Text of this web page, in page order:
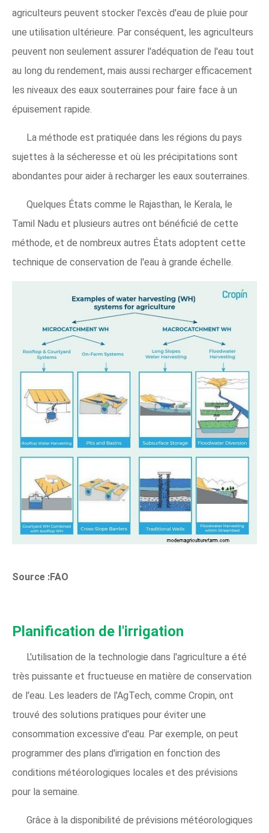
agriculteurs peuvent stocker l'excès d'eau de pluie pour
une utilisation ultérieure. Par conséquent, les agriculteurs
peuvent non seulement assurer l'adéquation de l'eau tout
au long du rendement, mais aussi recharger efficacement
les niveaux des eaux souterraines pour faire face à un
épuisement rapide.
La méthode est pratiquée dans les régions du pays
sujettes à la sécheresse et où les précipitations sont
abondantes pour aider à recharger les eaux souterraines.
Quelques États comme le Rajasthan, le Kerala, le
Tamil Nadu et plusieurs autres ont bénéficié de cette
méthode, et de nombreux autres États adoptent cette
technique de conservation de l'eau à grande échelle.
Source :FAO
Planification de l'irrigation
L'utilisation de la technologie dans l'agriculture a été
très puissante et fructueuse en matière de conservation
de l'eau. Les leaders de l'AgTech, comme Cropin, ont
trouvé des solutions pratiques pour éviter une
consommation excessive d'eau. Par exemple, on peut
programmer des plans d'irrigation en fonction des
conditions météorologiques locales et des prévisions
pour la semaine.
Grâce à la disponibilité de prévisions météorologiques